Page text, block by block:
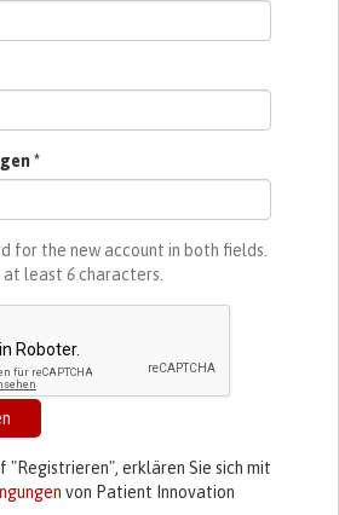
*
for the new account in both fields.
at least 6characters.
"Registrieren", erklären Sie sich mit
von Patient Innovation